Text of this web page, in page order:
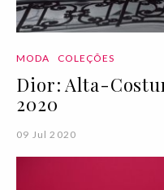
MODA COLEÇÕES
Dior: Alta-
2020
09 Jul 2020